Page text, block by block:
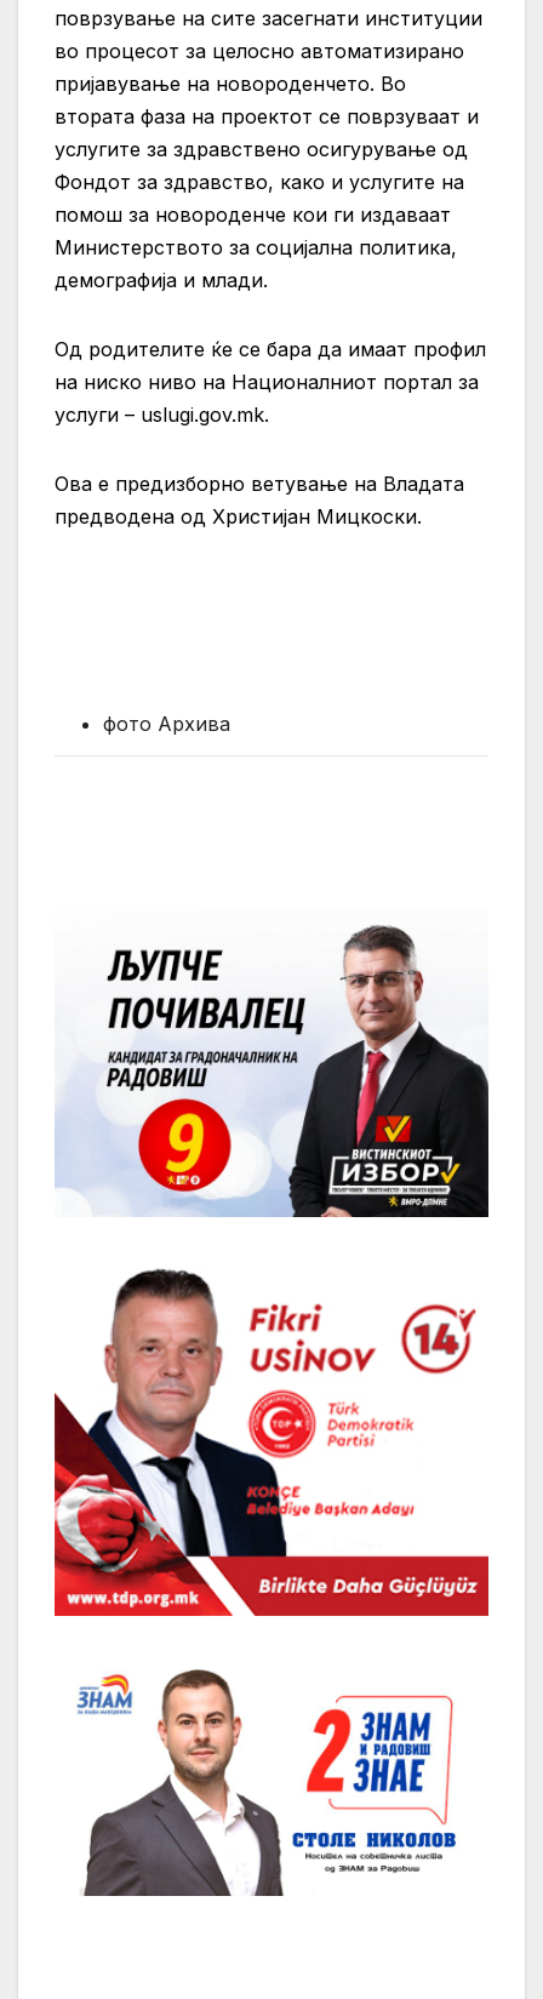
поврзување на сите засегнати институции
во процесот за целосно автоматизирано
пријавување на новороденчето. Во
втората фаза на проектот се поврзуваат и
услугите за здравствено осигурување од
Фондот за здравство, како и услугите на
помош за новороденче кои ги издаваат
Министерството за социјална политика,
демографија и млади.
Од родителите ќе се бара да имаат профил
на ниско ниво на Националниот портал за
услуги – uslugi.gov.mk.
Ова е предизборно ветување на Владата
предводена од Христијан Мицкоски.
фото Архива